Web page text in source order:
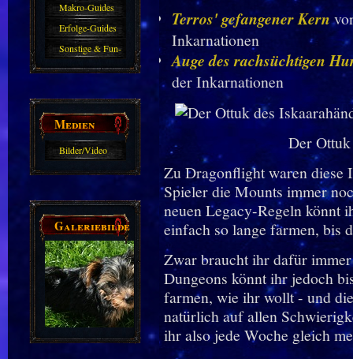
Makro-Guides
Erfolge-Guides
Sonstige & Fun-
Guides
Medien
Bilder/Video
Galeriebilder
Terros' gefangener Kern
Inkarnationen
Auge des rachsüchtigen
der Inkarnationen
Der
Zu Dragonflight waren diese
Spieler die Mounts immer
neuen Legacy-Regeln könnt
einfach so lange farmen, bis
Zwar braucht ihr dafür
Dungeons könnt ihr jedoch
farmen, wie ihr wollt - und
natürlich auf allen
ihr also jede Woche gleich